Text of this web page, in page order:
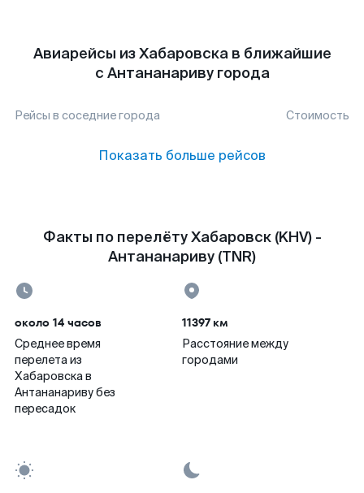
Авиарейсы из Хабаровска в ближайшие
с Антананариву города
Рейсы в соседние города Стоимость
Показать больше рейсов
Факты по перелёту Хабаровск (KHV) -
Антананариву (TNR)
около 14 часов
Среднее время
перелета из
Хабаровска в
Антананариву без
пересадок
11397 км
Расстояние между
городами